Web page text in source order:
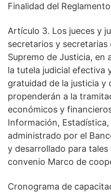
Finalidad del Reglamento
Artículo 3. Los jueces y
secretarios y secretarias
Supremo de Justicia, en
la tutela judicial efectiva
gratuidad de la justicia y
propenderán a la
económicos y
Información,
administrado por el
y desarrollado para tales
convenio Marco de
Cronograma de